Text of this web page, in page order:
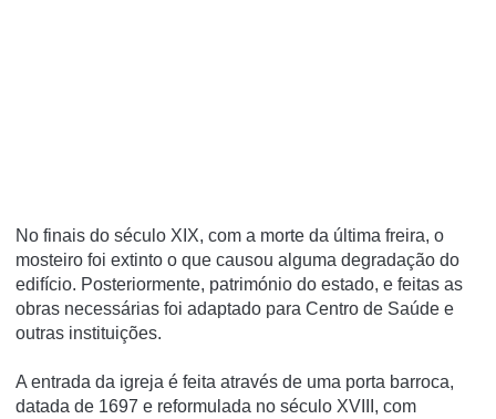
No finais do século XIX, com a morte da última freira, o
mosteiro foi extinto o que causou alguma degradação do
edifí­cio. Posteriormente, património do estado, e feitas as
obras necessárias foi adaptado para Centro de Saúde e
outras instituições.
A entrada da igreja é feita através de uma porta barroca,
datada de 1697 e reformulada no século XVIII, com